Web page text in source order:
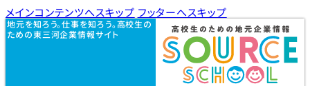
メインコンテンツへスキップ フッターへスキップ
地元を知ろう。仕事を知ろう。高校生の
ための東三河企業情報サイト